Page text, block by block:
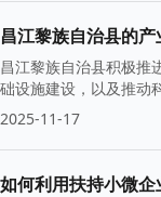
昌江黎族自治县的
昌江黎族自治县积极推
础设施建设，以及推动
标。
2025-11-17
如何利用扶持小微